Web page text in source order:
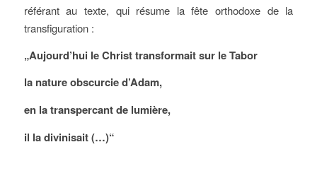
référant au texte, qui résume la fête orthodoxe de la
transfiguration :
„Aujourd’hui le Christ transformait sur le Tabor
la nature obscurcie d’Adam,
en la transpercant de lumière,
il la divinisait (…)“